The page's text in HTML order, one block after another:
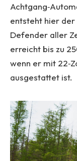
entsteht hier
Defender aller
erreicht bis zu
wenn er mit
ausgestattet ist.